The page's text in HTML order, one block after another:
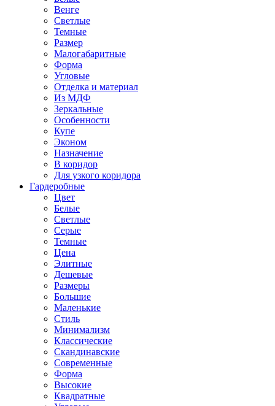
Венге
Светлые
Темные
Размер
Малогабаритные
Форма
Угловые
Отделка и материал
Из МДФ
Зеркальные
Особенности
Купе
Эконом
Назначение
В коридор
Для узкого коридора
Гардеробные
Цвет
Белые
Светлые
Серые
Темные
Цена
Элитные
Дешевые
Размеры
Большие
Маленькие
Стиль
Минимализм
Классические
Скандинавские
Современные
Форма
Высокие
Квадратные